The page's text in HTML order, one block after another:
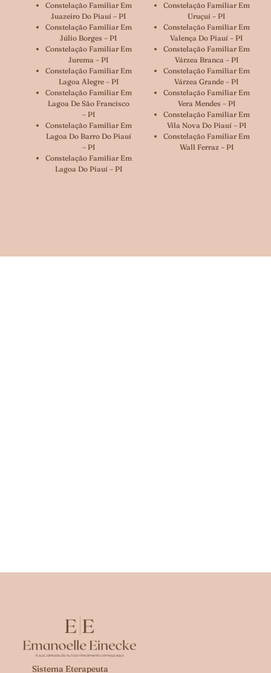
Constelação Familiar Em
Juazeiro Do Piauí – PI
Constelação Familiar Em
Júlio Borges – PI
Constelação Familiar Em
Jurema – PI
Constelação Familiar Em
Lagoa Alegre – PI
Constelação Familiar Em
Lagoa De São Francisco
– PI
Constelação Familiar Em
Lagoa Do Barro Do Piauí
– PI
Constelação Familiar Em
Lagoa Do Piauí – PI
Constelação Familiar Em
Uruçuí – PI
Constelação Familiar Em
Valença Do Piauí – PI
Constelação Familiar Em
Várzea Branca – PI
Constelação Familiar Em
Várzea Grande – PI
Constelação Familiar Em
Vera Mendes – PI
Constelação Familiar Em
Vila Nova Do Piauí – PI
Constelação Familiar Em
Wall Ferraz – PI
Sistema Eterapeuta